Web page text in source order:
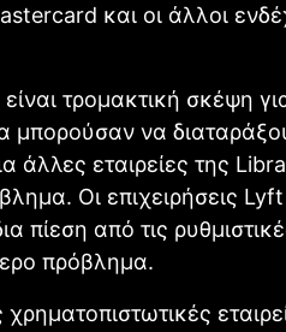
και οι άλλοι
τρομακτική σκέψη
μπορούσαν να
άλλες εταιρείες της
Οι επιχειρήσεις
πίεση από τις
πρόβλημα.